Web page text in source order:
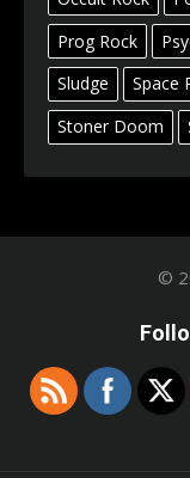
Prog Rock
Sludge
Space
Stoner Doom
©